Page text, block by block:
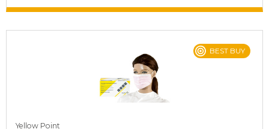
BEST BUY
Yellow Point